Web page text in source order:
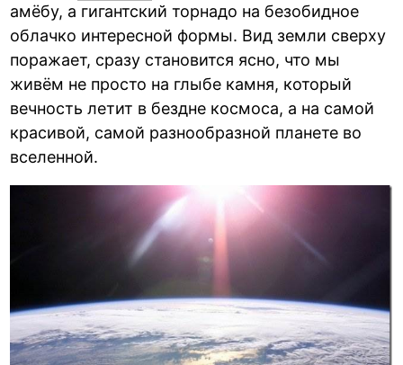
амёбу, а гигантский торнадо на безобидное
облачко интересной формы. Вид земли сверху
поражает, сразу становится ясно, что мы
живём не просто на глыбе камня, который
вечность летит в бездне космоса, а на самой
красивой, самой разнообразной планете во
вселенной.